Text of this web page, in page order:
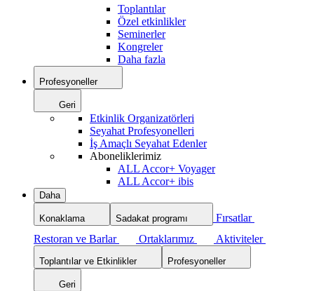
Toplantılar
Özel etkinlikler
Seminerler
Kongreler
Daha fazla
Profesyoneller
Geri
Etkinlik Organizatörleri
Seyahat Profesyonelleri
İş Amaçlı Seyahat Edenler
Aboneliklerimiz
ALL Accor+ Voyager
ALL Accor+ ibis
Daha
Konaklama Sadakat programı
Fırsatlar
Restoran ve Barlar
Ortaklarımız Aktiviteler
Toplantılar ve Etkinlikler Profesyoneller
Geri